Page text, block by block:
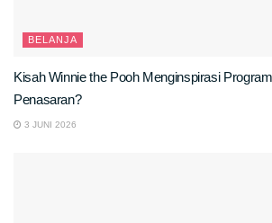
BELANJA
Kisah Winnie the Pooh Menginspirasi
Penasaran?
3 JUNI 2026